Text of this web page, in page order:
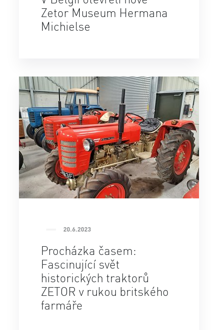
Zetor Museum Hermana
Michielse
20.6.2023
Procházka časem:
Fascinující svět
historických traktorů
ZETOR v rukou britského
farmáře